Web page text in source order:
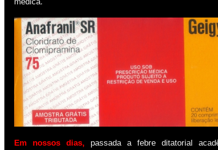
Em nossos dias, passada a febre ditatorial